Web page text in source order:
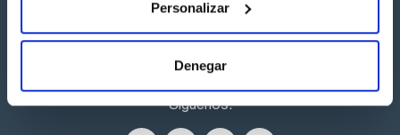
Personalizar
Denegar
aperturas prolongadas de la puerta de los congeladores.
acumulador de frío, evitando un aumento de temperatura
prolongada, corte de suministro eléctrico o fallo del
Síguenos: